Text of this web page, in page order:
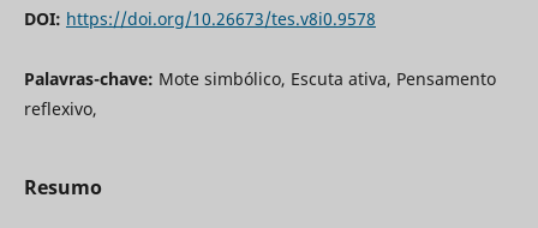
DOI: https://doi.org/10.26673/tes.v8i0.9578
Palavras-chave: Mote simbólico, Escuta ativa, Pensamento
reflexivo,
Resumo